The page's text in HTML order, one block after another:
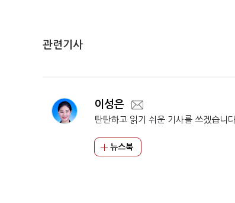
관련기사
이성은
탄탄하고 읽기 쉬운 기사를 쓰겠습니
뉴스북